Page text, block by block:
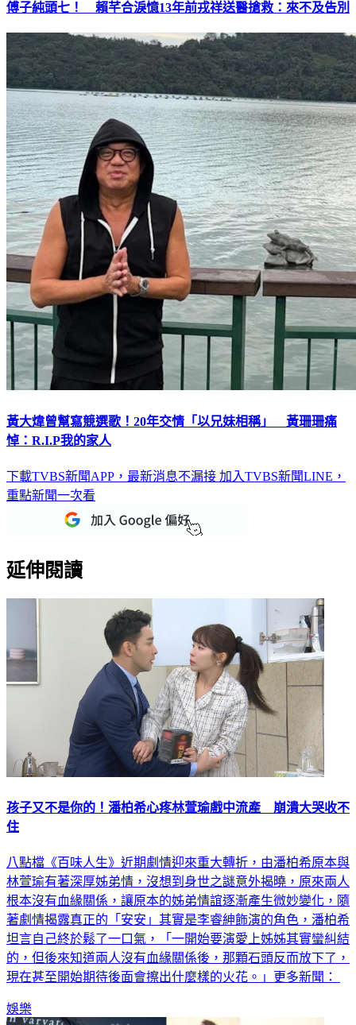
傅子純頭七！ 賴芊合淚憶13年前戎祥送醫搶救：來不及告別
黃大煒曾幫寫競選歌！20年交情「以兄妹相稱」 黃珊珊痛
悼：R.I.P我的家人
下載TVBS新聞APP，最新消息不漏接 加入TVBS新聞LINE，
重點新聞一次看
延伸閱讀
孩子又不是你的！潘柏希心疼林萱瑜戲中流產 崩潰大哭收不
住
八點檔《百味人生》近期劇情迎來重大轉折，由潘柏希原本與
林萱瑜有著深厚姊弟情，沒想到身世之謎意外揭曉，原來兩人
根本沒有血緣關係，讓原本的姊弟情誼逐漸產生微妙變化，隨
著劇情揭露真正的「安安」其實是李睿紳飾演的角色，潘柏希
坦言自己終於鬆了一口氣，「一開始要演愛上姊姊其實蠻糾結
的，但後來知道兩人沒有血緣關係後，那顆石頭反而放下了，
現在甚至開始期待後面會擦出什麼樣的火花。」更多新聞：
娛樂